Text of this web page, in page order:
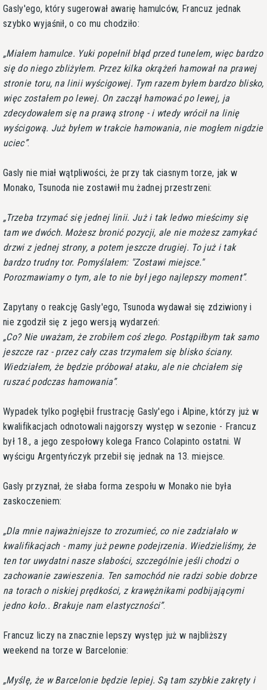
Gasly'ego, który sugerował awarię hamulców, Francuz jednak
szybko wyjaśnił, o co mu chodziło:
Miałem hamulce. Yuki popełnił błąd przed tunelem, więc bardzo
się do niego zbliżyłem. Przez kilka okrążeń hamował na prawej
stronie toru, na linii wyścigowej. Tym razem byłem bardzo blisko,
więc zostałem po lewej. On zaczął hamować po lewej, ja
zdecydowałem się na prawą stronę - i wtedy wrócił na linię
wyścigową. Już byłem w trakcie hamowania, nie mogłem nigdzie
uciec .
Gasly nie miał wątpliwości, że przy tak ciasnym torze, jak w
Monako, Tsunoda nie zostawił mu żadnej przestrzeni:
Trzeba trzymać się jednej linii. Już i tak ledwo mieścimy się
tam we dwóch. Możesz bronić pozycji, ale nie możesz zamykać
drzwi z jednej strony, a potem jeszcze drugiej. To już i tak
bardzo trudny tor. Pomyślałem: "Zostawi miejsce."
Porozmawiamy o tym, ale to nie był jego najlepszy moment .
Zapytany o reakcję Gasly'ego, Tsunoda wydawał się zdziwiony i
nie zgodził się z jego wersją wydarzeń:
Co? Nie uważam, że zrobiłem coś złego. Postąpiłbym tak samo
jeszcze raz - przez cały czas trzymałem się blisko ściany.
Wiedziałem, że będzie próbował ataku, ale nie chciałem się
ruszać podczas hamowania .
Wypadek tylko pogłębił frustrację Gasly'ego i Alpine, którzy już w
kwalifikacjach odnotowali najgorszy występ w sezonie - Francuz
był 18., a jego zespołowy kolega Franco Colapinto ostatni. W
wyścigu Argentyńczyk przebił się jednak na 13. miejsce.
Gasly przyznał, że słaba forma zespołu w Monako nie była
zaskoczeniem:
Dla mnie najważniejsze to zrozumieć, co nie zadziałało w
kwalifikacjach - mamy już pewne podejrzenia. Wiedzieliśmy, że
ten tor uwydatni nasze słabości, szczególnie jeśli chodzi o
zachowanie zawieszenia. Ten samochód nie radzi sobie dobrze
na torach o niskiej prędkości, z krawężnikami podbijającymi
jedno koło.. Brakuje nam elastyczności .
Francuz liczy na znacznie lepszy występ już w najbliższy
weekend na torze w Barcelonie:
Myślę, że w Barcelonie będzie lepiej. Są tam szybkie zakręty i